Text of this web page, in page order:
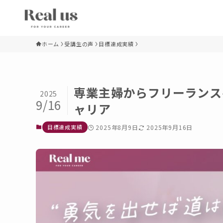
ホーム 受講生の声 目標達成実績
専業主婦からフリーラン
ャリア
2025
9/16
目標達成実績 2025年8月9日 2025年9月16日